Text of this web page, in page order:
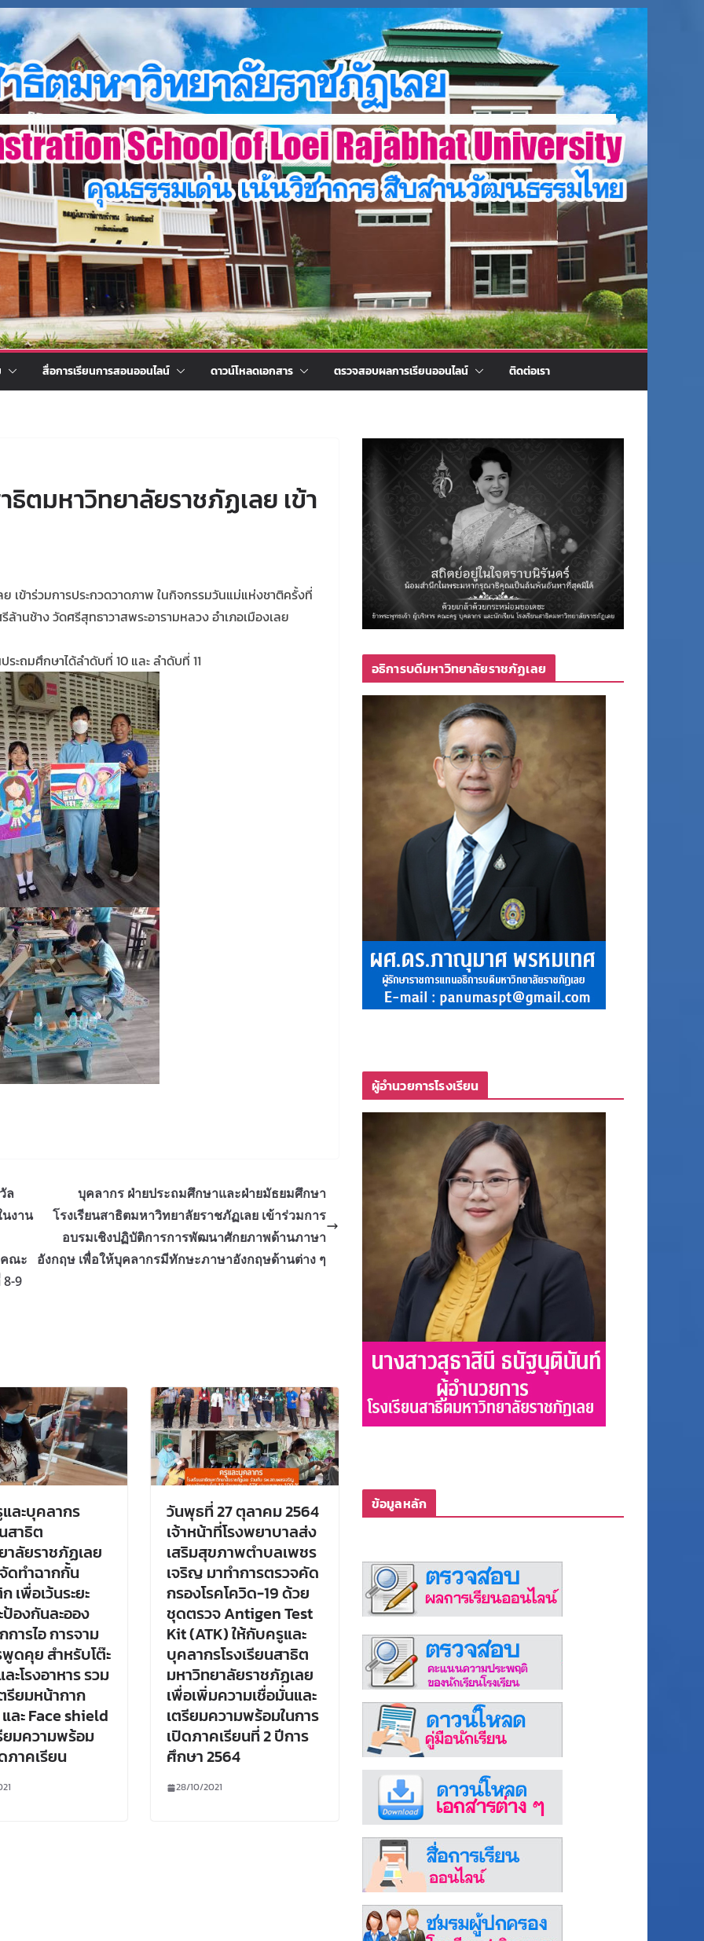
สื่อการเรียนการสอนออนไลน์ ดาวน์โหลดเอกสาร ตรวจสอบผลการเรียนออนไลน์ ติดต่อเรา
ธิตมหาวิทยาลัยราชภัฏเลย เข้า
เข้าร่วมการประกวดวาดภาพ ในกิจกรรมวันแม่แห่งชาติครั้งที่
นช้าง วัดศรีสุทธาวาสพระอารามหลวง อำเภอเมืองเลย
ะถมศึกษาได้ลำดับที่ 10 และ ลำดับที่ 11
ล
งาน
คณะ
9
บุคลากร ฝ่ายประถมศึกษาและฝ่ายมัธยมศึกษา
โรงเรียนสาธิตมหาวิทยาลัยราชภัฏเลย เข้าร่วมการ
อบรมเชิงปฏิบัติการการพัฒนาศักยภาพด้านภาษา
อังกฤษ เพื่อให้บุคลากรมีทักษะภาษาอังกฤษด้านต่าง ๆ
ละบุคลากร
สาธิต
าลัยราชภัฏเลย
ดทำฉากกั้น
เพื่อเว้นระยะ
ป้องกันละออง
ารไอ การจาม
พูดคุย สำหรับโต๊ะ
ะโรงอาหาร รวม
รียมหน้ากาก
ละ Face shield
ยมความพร้อม
ภาคเรียน
วันพุธที่ 27 ตุลาคม 2564
เจ้าหน้าที่โรงพยาบาลส่ง
เสริมสุขภาพตำบลเพชร
เจริญ มาทำการตรวจคัด
กรองโรคโควิด-19 ด้วย
ชุดตรวจ Antigen Test
Kit (ATK) ให้กับครูและ
บุคลากรโรงเรียนสาธิต
มหาวิทยาลัยราชภัฏเลย
เพื่อเพิ่มความเชื่อมั่นและ
เตรียมความพร้อมในการ
เปิดภาคเรียนที่ 2 ปีการ
ศึกษา 2564
28/10/2021
อธิการบดีมหาวิทยาลัยราชภัฏเลย
ผู้อำนวยการโรงเรียน
ข้อมูลหลัก